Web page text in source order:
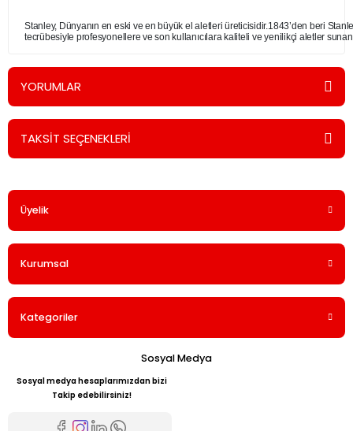
Stanley, Dünyanın en eski ve en büyük el aletleri üreticisidir.1843’den beri
tecrübesiyle profesyonellere ve son kullanıcılara kaliteli ve yenilikçi aletler
YORUMLAR
Bu ürüne ilk yorumu siz yapın!
TAKSİT SEÇENEKLERİ
Üyelik
Kurumsal
Kategoriler
Sosyal Medya
Sosyal medya hesaplarımızdan bizi
Takip edebilirsiniz!